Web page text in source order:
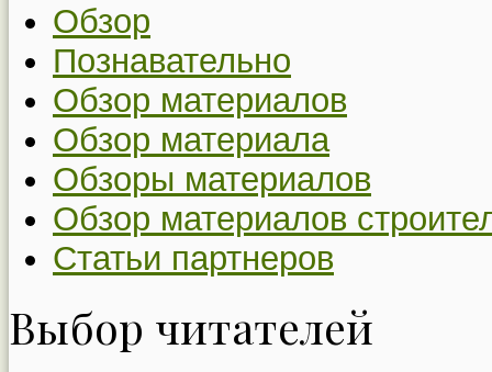
Обзор
Познавательно
Обзор материалов
Обзор материала
Обзоры материалов
Обзор материалов
Статьи партнеров
Выбор читателей